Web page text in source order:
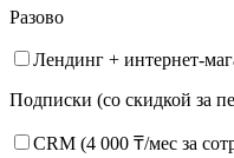
Разово
Лендинг + интернет-
Подписки (со скидкой за
CRM (4 000 ₸/мес за